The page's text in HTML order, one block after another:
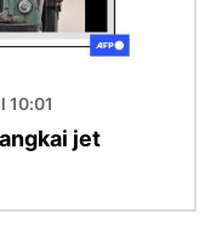
10:01
jet